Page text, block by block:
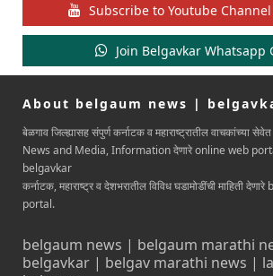
Subscribe to Youtube
Join Belgavkar Whatsapp
About belgaum news |
बेळगाव जिल्ह्यासह संपुर्ण कर्नाटक व महाराष्ट्रातील वाचकांच्या
News and Media, Information देणारे online web
belgavkar
कर्नाटक, महाराष्ट्र व देशभरातील विविध घडामोडींची माहिती
portal.
belgaum news | belgaum marathi
belgavkar | belgav marathi news |